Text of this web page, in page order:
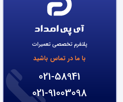
پلتفرم تخصصی تعمیرات
با ما در تماس باشید
021-58941
021-91003098